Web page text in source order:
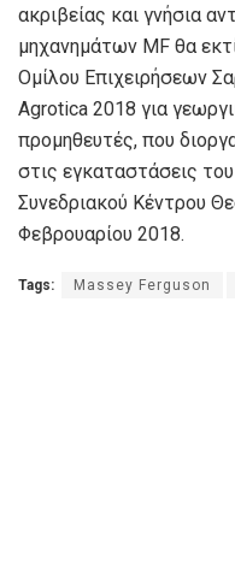
ακριβείας και γνήσια
μηχανημάτων MF θα
Ομίλου Επιχειρήσεων
Agrotica 2018 για
προμηθευτές, που
στις εγκαταστάσεις
Συνεδριακού Κέντρου
Φεβρουαρίου 2018.
Tags: Massey Ferguson